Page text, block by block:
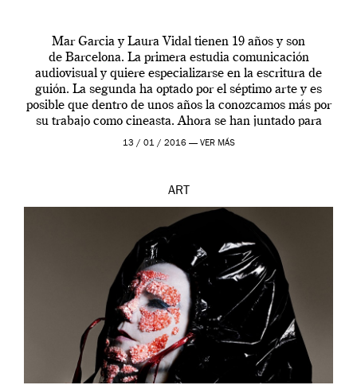
Mar Garcia y Laura Vidal tienen 19 años y son
de Barcelona. La primera estudia comunicación
audiovisual y quiere especializarse en la escritura de
guión. La segunda ha optado por el séptimo arte y es
posible que dentro de unos años la conozcamos más por
su trabajo como cineasta. Ahora se han juntado para
contarnos una […]
13 / 01 / 2016 — VER MÁS
ART